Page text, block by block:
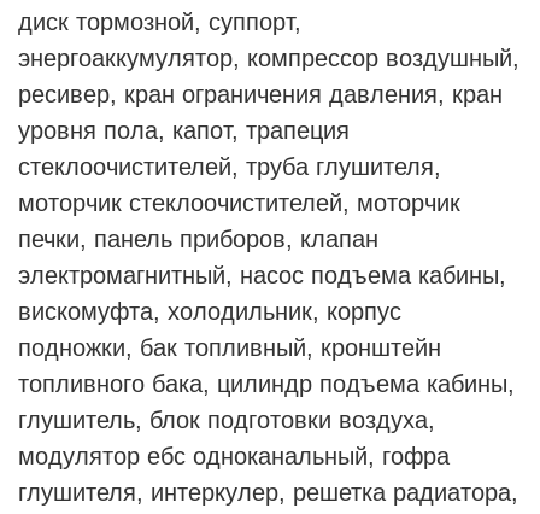
диск тормозной, суппорт,
энергоаккумулятор, компрессор воздушный,
ресивер, кран ограничения давления, кран
уровня пола, капот, трапеция
стеклоочистителей, труба глушителя,
моторчик стеклоочистителей, моторчик
печки, панель приборов, клапан
электромагнитный, насос подъема кабины,
вискомуфта, холодильник, корпус
подножки, бак топливный, кронштейн
топливного бака, цилиндр подъема кабины,
глушитель, блок подготовки воздуха,
модулятор ебс одноканальный, гофра
глушителя, интеркулер, решетка радиатора,